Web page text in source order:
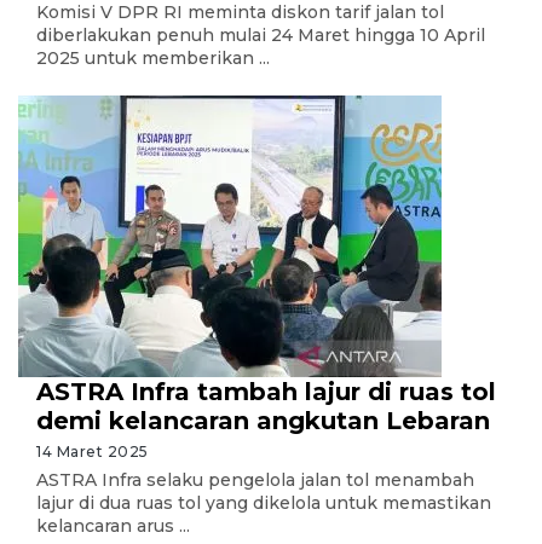
Komisi V DPR RI meminta diskon tarif jalan tol
diberlakukan penuh mulai 24 Maret hingga 10 April
2025 untuk memberikan ...
ASTRA Infra tambah lajur di ruas tol
demi kelancaran angkutan Lebaran
14 Maret 2025
ASTRA Infra selaku pengelola jalan tol menambah
lajur di dua ruas tol yang dikelola untuk memastikan
kelancaran arus ...